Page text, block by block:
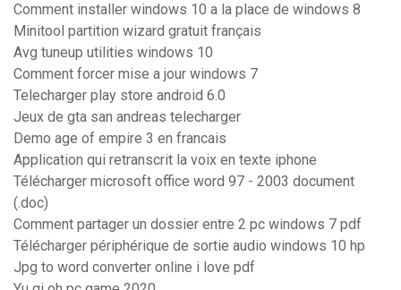
Comment installer windows 10 a la place de windows 8
Minitool partition wizard gratuit français
Avg tuneup utilities windows 10
Comment forcer mise a jour windows 7
Telecharger play store android 6.0
Jeux de gta san andreas telecharger
Demo age of empire 3 en francais
Application qui retranscrit la voix en texte iphone
Télécharger microsoft office word 97 - 2003 document
(.doc)
Comment partager un dossier entre 2 pc windows 7 pdf
Télécharger périphérique de sortie audio windows 10 hp
Jpg to word converter online i love pdf